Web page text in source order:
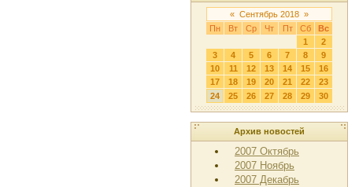
« Сентябрь 2018 »
Пн
Вт Ср Чт Пт Сб
Вс
1
2
3
4 5 6 7 8
9
10
11 12 13 14 15
16
17
18 19 20 21 22
23
24
25 26 27 28 29 30
Архив новостей
2007 Октябрь
2007 Ноябрь
2007 Декабрь